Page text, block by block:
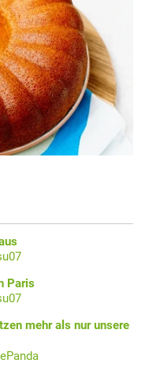
Paris
mehr als nur unsere